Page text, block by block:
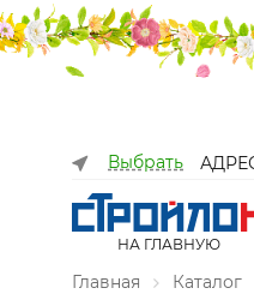
Выбрать
НА ГЛАВНУЮ
Главная Каталог